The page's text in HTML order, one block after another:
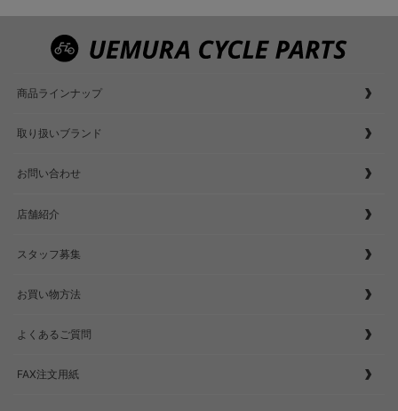
商品ラインナップ
取り扱いブランド
お問い合わせ
店舗紹介
スタッフ募集
お買い物方法
よくあるご質問
FAX注文用紙